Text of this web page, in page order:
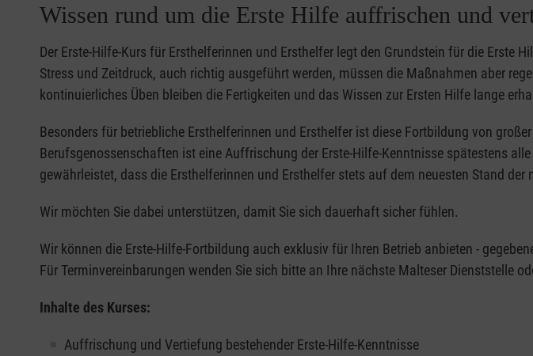
Wissen rund um die Erste Hilfe auffrischen und
Der Erste-Hilfe-Kurs für Ersthelferinnen und Ersthelfer legt den Grundstein für die Erste
Stress und Zeitdruck, auch richtig ausgeführt werden, müssen die Maßnahmen aber
kontinuierliches Üben bleiben die Fertigkeiten und das Wissen zur Ersten Hilfe lange
Besonders für betriebliche Ersthelferinnen und Ersthelfer ist diese Fortbildung von
Berufsgenossenschaften ist eine Auffrischung der Erste-Hilfe-Kenntnisse spätestens
gewährleistet, dass die Ersthelferinnen und Ersthelfer stets auf dem neuesten Stand der
Wir möchten Sie dabei unterstützen, damit Sie sich dauerhaft sicher fühlen.
Wir können die Erste-Hilfe-Fortbildung auch exklusiv für Ihren Betrieb anbieten -
Für Terminvereinbarungen wenden Sie sich bitte an Ihre nächste Malteser Dienststelle
Inhalte des Kurses:
Auffrischung und Vertiefung bestehender Erste-Hilfe-Kenntnisse